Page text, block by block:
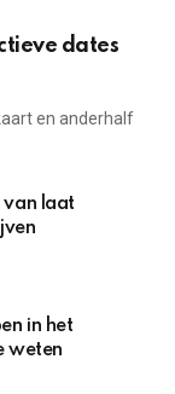
dates
en anderhalf
van laat
in het
weten